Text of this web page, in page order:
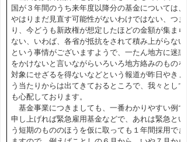
国が３年間のうち来年度以降分の基金については、
やはりまだ見直す可能性がないわけではない、つま
り、今どうも新政権が想定したほどの金額が集まら
ない、いわば、各省が抵抗をされて積み上がらない
という事情がございますようで、一たん地方に迷惑
をかけないと言いながらいろいろ地方絡みのものを
対象にせざるを得ないなどという報道が昨日やきょ
う当たりからは出てきておるところで、我々として
も心配しております。
基金事業につきましても、一番わかりやすい例で
申し上げれば緊急雇用基金などで、あれは緊急とい
う短期のもののほうを仮に取っても１年間採用でき